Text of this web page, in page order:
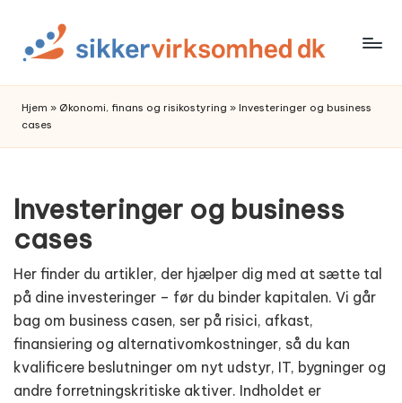
content
Hjem » Økonomi, finans og risikostyring » Investeringer og business
cases
Investeringer og business
cases
Her finder du artikler, der hjælper dig med at sætte tal
på dine investeringer – før du binder kapitalen. Vi går
bag om business casen, ser på risici, afkast,
finansiering og alternativomkostninger, så du kan
kvalificere beslutninger om nyt udstyr, IT, bygninger og
andre forretningskritiske aktiver. Indholdet er